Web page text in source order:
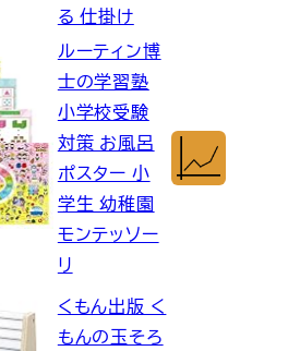
る 仕掛け
ルーティン博
士の学習塾
小学校受験
対策 お風呂
ポスター 小
学生 幼稚園
モンテッソー
リ
くもん出版 く
もんの玉そろ